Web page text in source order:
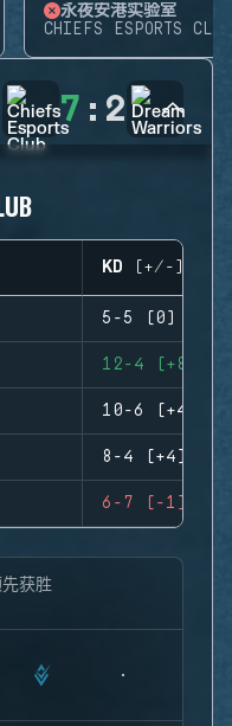
永夜安港实验室
CHIEFS ESPORTS CLUB
7 : 2
KD (+/-)
5-5 (0)
12-4 (+8)
10-6 (+4)
8-4 (+4)
6-7 (-1)
获胜